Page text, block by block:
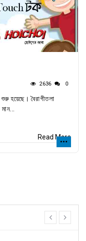
2636 0
হয়েছে। বৈরাগীতলা
Read More
prev